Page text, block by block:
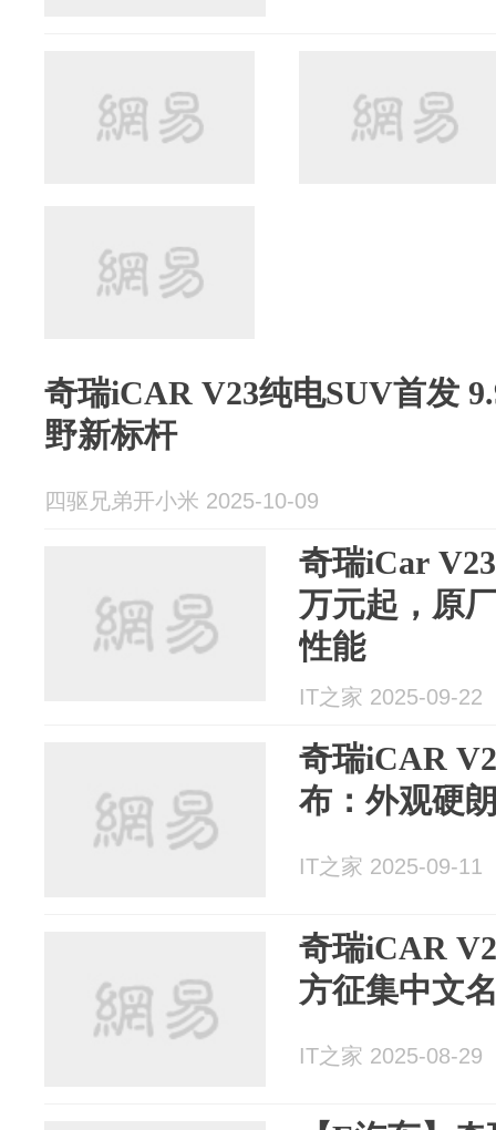
奇瑞iCAR V23纯电SUV首发
野新标杆
四驱兄弟开小米 2025-10-09
奇瑞iCar
万元起，原
性能
IT之家 2025-09-22
奇瑞iCAR
布：外观硬
IT之家 2025-09-11
奇瑞iCAR
方征集中文
IT之家 2025-08-29